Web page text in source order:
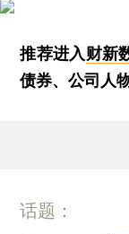
推荐进入财新
债券、公司人
话题：